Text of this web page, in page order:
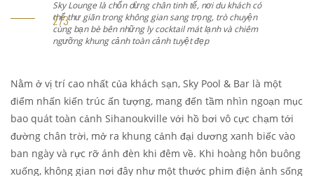
Sky Lounge là chốn dừng chân tinh tế, nơi du khách có
thể thư giãn trong không gian sang trọng, trò chuyện
cùng bạn bè bên những ly cocktail mát lạnh và chiêm
ngưỡng khung cảnh toàn cảnh tuyệt đẹp
Nằm ở vị trí cao nhất của khách sạn, Sky Pool & Bar là một
điểm nhấn kiến trúc ấn tượng, mang đến tầm nhìn ngoạn mục
bao quát toàn cảnh Sihanoukville với hồ bơi vô cực chạm tới
đường chân trời, mở ra khung cảnh đại dương xanh biếc vào
ban ngày và rực rỡ ánh đèn khi đêm về. Khi hoàng hôn buông
xuống, không gian nơi đây như một thước phim điện ảnh sống